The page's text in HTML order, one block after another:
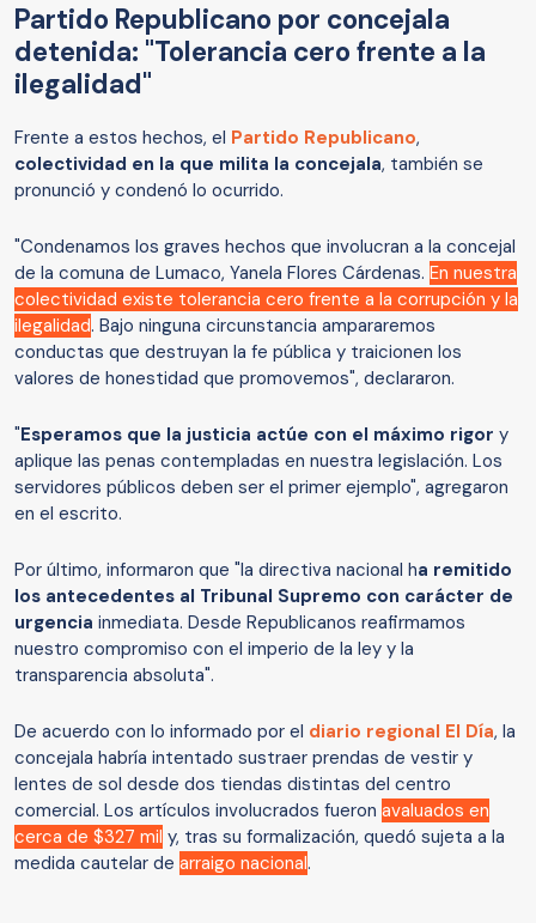
Partido Republicano por concejala
detenida: "Tolerancia cero frente a la
ilegalidad"
Frente a estos hechos, el Partido Republicano,
colectividad en la que milita la concejala, también se
pronunció y condenó lo ocurrido.
"Condenamos los graves hechos que involucran a la concejal
de la comuna de Lumaco, Yanela Flores Cárdenas. En nuestra
colectividad existe tolerancia cero frente a la corrupción y la
ilegalidad. Bajo ninguna circunstancia ampararemos
conductas que destruyan la fe pública y traicionen los
valores de honestidad que promovemos", declararon.
"Esperamos que la justicia actúe con el máximo rigor y
aplique las penas contempladas en nuestra legislación. Los
servidores públicos deben ser el primer ejemplo", agregaron
en el escrito.
Por último, informaron que "la directiva nacional ha remitido
los antecedentes al Tribunal Supremo con carácter de
urgencia inmediata. Desde Republicanos reafirmamos
nuestro compromiso con el imperio de la ley y la
transparencia absoluta".
De acuerdo con lo informado por el diario regional El Día, la
concejala habría intentado sustraer prendas de vestir y
lentes de sol desde dos tiendas distintas del centro
comercial. Los artículos involucrados fueron avaluados en
cerca de $327 mil y, tras su formalización, quedó sujeta a la
medida cautelar de arraigo nacional.